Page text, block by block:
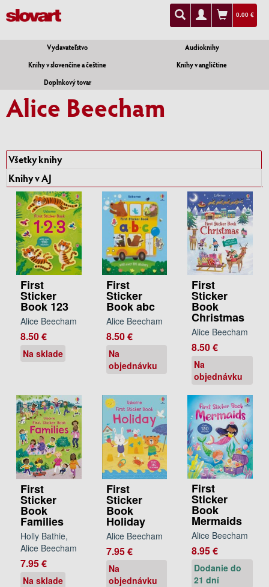
0.00 €
Vydavateľstvo
Audioknihy
Knihy v slovenčine a češtine
Knihy v angličtine
Doplnkový tovar
Alice Beecham
Všetky knihy
Knihy v AJ
First
Sticker
Book 123
Alice Beecham
8.50 €
Na sklade
First
Sticker
Book abc
Alice Beecham
8.50 €
Na
objednávku
First
Sticker
Book
Christmas
Alice Beecham
8.50 €
Na
objednávku
First
Sticker
Book
Families
Holly Bathie,
Alice Beecham
7.95 €
Na sklade
First
Sticker
Book
Holiday
Alice Beecham
7.95 €
Na
objednávku
First
Sticker
Book
Mermaids
Alice Beecham
8.95 €
Dodanie do
21 dní